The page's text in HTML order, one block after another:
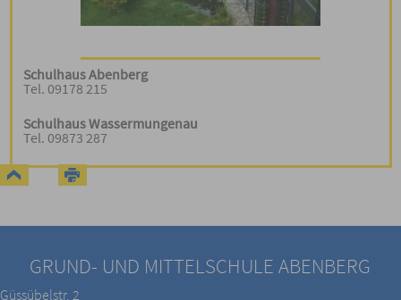
Schulhaus Abenberg
Tel. 09178 215
Schulhaus Wassermungenau
Tel. 09873 287
GRUND- UND MITTELSCHULE ABENBERG
Güssübelstr. 2